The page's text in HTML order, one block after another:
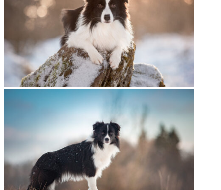
05|01|2022 – Fate, Broad­me­a­dows Hig­her Love